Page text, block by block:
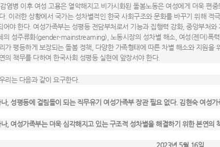
염병 이후 여성 고용은 열악해지고 비가시화된 돌봄노동은 여성에게 더욱 편
. 이러한 상황에서 국가는 성차별적인 한국 사회구조와 문화를 바꾸기 위해 적
어야 한다. 여성가족부는 성평등 전담부처로서 기능과 집행력 강화, 중앙부처
의 성주류화(gender-mainstreaming), 노동시장의 성차별 해소, 여성(젠더)폭
가 평등하게 보장되는 돌봄 정책, 다양한 가족형태에 따른 차별 해소와 지원을
의 책무를 다하여 한국사회 성평등 실현에 앞장서야 한다.
리는 다음과 같이 요구한다.
, 성평등에 걸림돌이 되는 직무유기 여성가족부 장관 필요 없다. 김현숙 여성
, 여성가족부는 더욱 심각해지고 있는 구조적 성차별을 해결하기 위한 본연의
2023년 5월 16일